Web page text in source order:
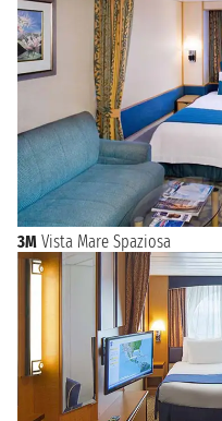
3M Vista Mare Spaziosa